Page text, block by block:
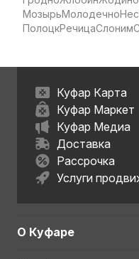
МозырьМолодечно
ПолоцкРечицаСлоним
Куфар Карта
Куфар Маркет
Куфар Медиа
Доставка
Рассрочка
Услуги
О Куфаре